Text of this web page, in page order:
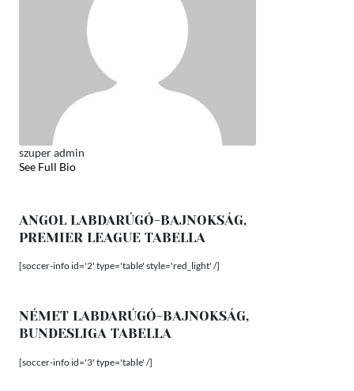
szuper admin
See Full Bio
ANGOL LABDARÚGÓ-BAJNOKSÁG,
PREMIER LEAGUE TABELLA
[soccer-info id='2' type='table' style='red_light' /]
NÉMET LABDARÚGÓ-BAJNOKSÁG,
BUNDESLIGA TABELLA
[soccer-info id='3' type='table' /]